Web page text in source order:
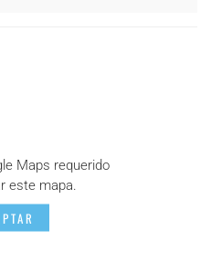
Maps requerido
este mapa.